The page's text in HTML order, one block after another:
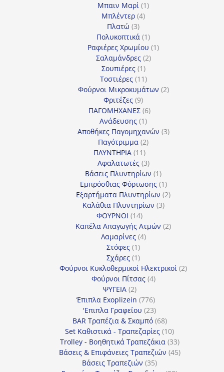
προϊόντα
Μπαιν Μαρί 11
Μπλέντερ 44
Πλατώ 33
προϊόντα
Πολυκοπτικά 11
προϊόν
Ραφιέρες Χρωμίου 11
Σαλαμάνδρες 22
Σουπιέρες 11
προϊόν
Τοστιέρες 1111
προϊόντα
Φούρνοι Μικροκυμάτων 22
Φριτέζες 99
προϊόντα
ΠΑΓΟΜΗΧΑΝΕΣ 66
Ανάδευσης 11
προϊόν
Αποθήκες Παγομηχανών 33
Παγότριμμα 22
ΠΛΥΝΤΗΡΙΑ 1111
προϊόντα
Αφαλατωτές 33
προϊόντα
Βάσεις Πλυντηρίων 11
προϊόν
Εμπρόσθιας Φόρτωσης 11
προϊόν
Εξαρτήματα Πλυντηρίων 22
Καλάθια Πλυντηρίων 33
ΦΟΥΡΝΟΙ 1414
προϊόντα
Καπέλα Απαγωγής Ατμών 22
Λαμαρίνες 44
Στόφες 11
προϊόν
Σχάρες 11
προϊόν
Φούρνοι Κυκλοθερμικοί Ηλεκτρικοί 22
Φούρνοι Πίτσας 44
ΨΥΓΕΙΑ 22
προϊόντα
Έπιπλα Exoplizein 776776
προϊόντα
'Επιπλα Γραφείου 2323
προϊόντα
BAR Τραπέζια & Σκαμπό 6868
προϊόντα
Set Καθιστικά - Τραπεζαρίες 1010
προϊόντα
Trolley - Βοηθητικά Τραπεζάκια 3333
προϊόντα
Βάσεις & Επιφάνειες Τραπεζιών 4545
Βάσεις Τραπεζιών 3535